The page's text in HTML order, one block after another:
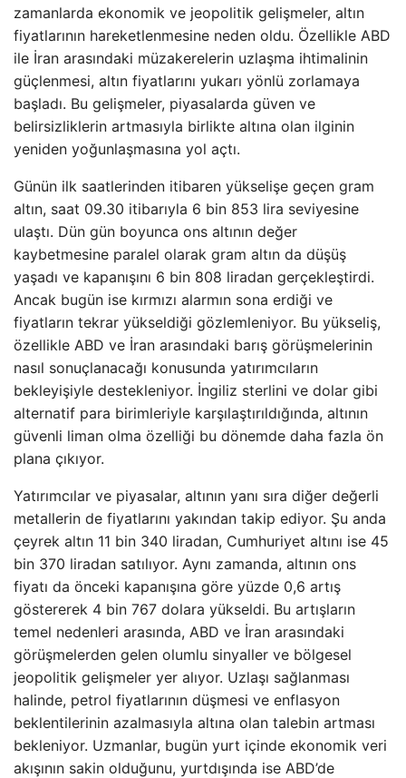
zamanlarda ekonomik ve jeopolitik gelişmeler, altın
fiyatlarının hareketlenmesine neden oldu. Özellikle ABD
ile İran arasındaki müzakerelerin uzlaşma ihtimalinin
güçlenmesi, altın fiyatlarını yukarı yönlü zorlamaya
başladı. Bu gelişmeler, piyasalarda güven ve
belirsizliklerin artmasıyla birlikte altına olan ilginin
yeniden yoğunlaşmasına yol açtı.
Günün ilk saatlerinden itibaren yükselişe geçen gram
altın, saat 09.30 itibarıyla 6 bin 853 lira seviyesine
ulaştı. Dün gün boyunca ons altının değer
kaybetmesine paralel olarak gram altın da düşüş
yaşadı ve kapanışını 6 bin 808 liradan gerçekleştirdi.
Ancak bugün ise kırmızı alarmın sona erdiği ve
fiyatların tekrar yükseldiği gözlemleniyor. Bu yükseliş,
özellikle ABD ve İran arasındaki barış görüşmelerinin
nasıl sonuçlanacağı konusunda yatırımcıların
bekleyişiyle destekleniyor. İngiliz sterlini ve dolar gibi
alternatif para birimleriyle karşılaştırıldığında, altının
güvenli liman olma özelliği bu dönemde daha fazla ön
plana çıkıyor.
Yatırımcılar ve piyasalar, altının yanı sıra diğer değerli
metallerin de fiyatlarını yakından takip ediyor. Şu anda
çeyrek altın 11 bin 340 liradan, Cumhuriyet altını ise 45
bin 370 liradan satılıyor. Aynı zamanda, altının ons
fiyatı da önceki kapanışına göre yüzde 0,6 artış
göstererek 4 bin 767 dolara yükseldi. Bu artışların
temel nedenleri arasında, ABD ve İran arasındaki
görüşmelerden gelen olumlu sinyaller ve bölgesel
jeopolitik gelişmeler yer alıyor. Uzlaşı sağlanması
halinde, petrol fiyatlarının düşmesi ve enflasyon
beklentilerinin azalmasıyla altına olan talebin artması
bekleniyor. Uzmanlar, bugün yurt içinde ekonomik veri
akışının sakin olduğunu, yurtdışında ise ABD’de